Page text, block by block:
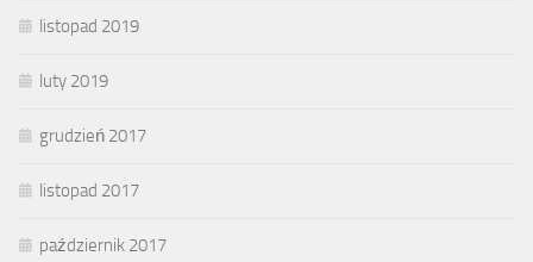
listopad 2019
luty 2019
grudzień 2017
listopad 2017
październik 2017